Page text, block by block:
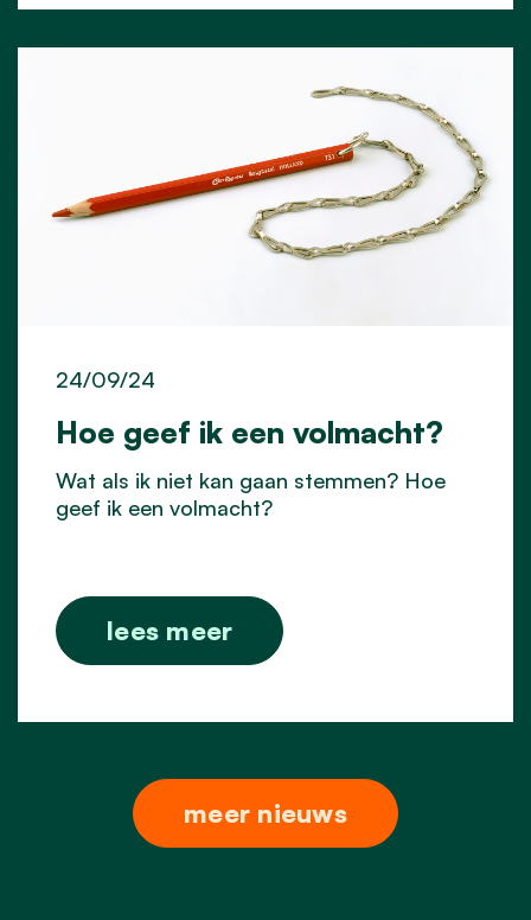
Hoe geef ik een volmacht?
24/09/24
Wat als ik niet kan gaan stemmen? Hoe
geef ik een volmacht?
lees meer
meer nieuws